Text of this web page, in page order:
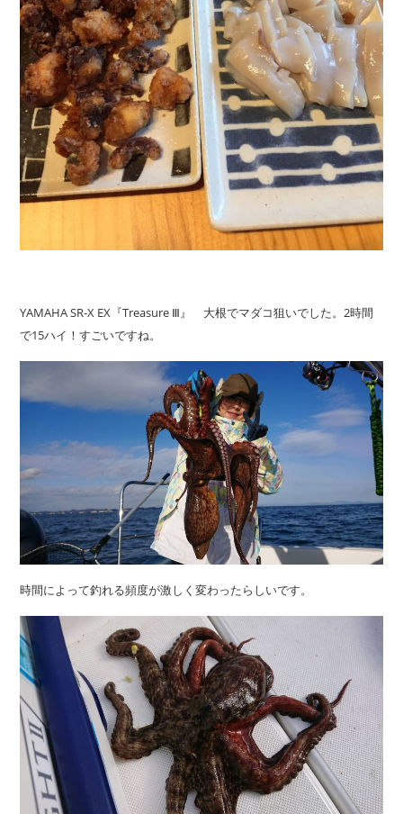
YAMAHA SR-X EX『Treasure Ⅲ』 大根でマダコ狙いでした。2時間
で15ハイ！すごいですね。
時間によって釣れる頻度が激しく変わったらしいです。